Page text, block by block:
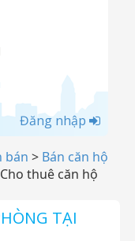
Đăng nhập
bán > Bán căn hộ
Cho thuê căn hộ
TẠI